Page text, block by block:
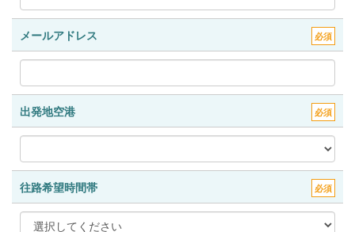
メールアドレス 必須
出発地空港 必須
往路希望時間帯 必須